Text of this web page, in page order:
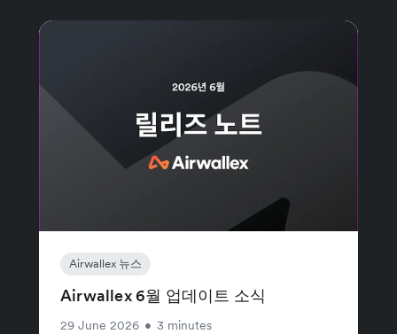
Airwallex 뉴스
Airwallex 6월 업데이트 소식
29 June 2026 • 3 minutes